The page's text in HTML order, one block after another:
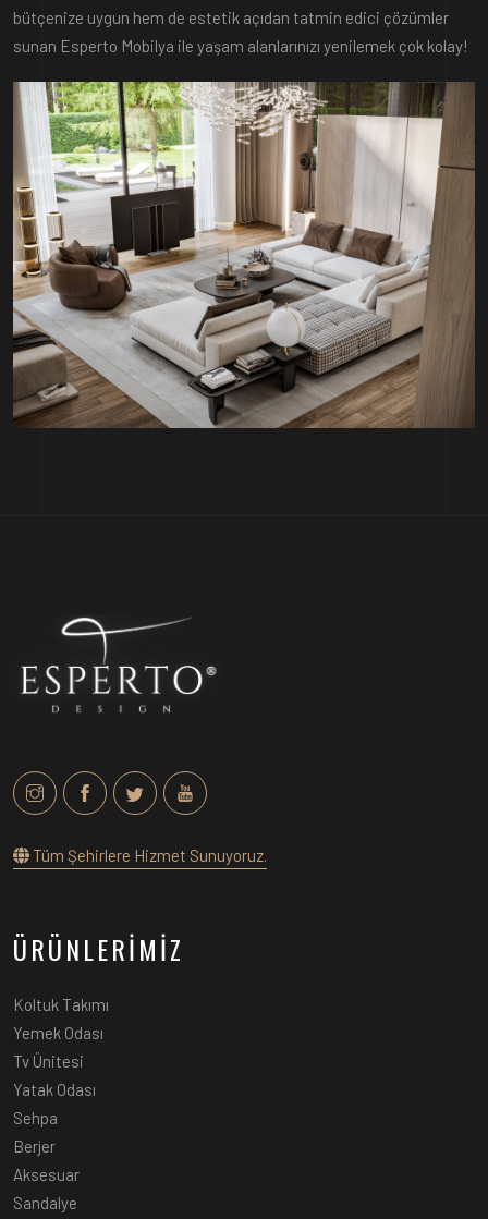
bütçenize uygun hem de estetik açıdan tatmin edici çözümler
sunan Esperto Mobilya ile yaşam alanlarınızı yenilemek çok kolay!
Tüm Şehirlere Hizmet Sunuyoruz.
ÜRÜNLERİMİZ
Koltuk Takımı
Yemek Odası
Tv Ünitesi
Yatak Odası
Sehpa
Berjer
Aksesuar
Sandalye